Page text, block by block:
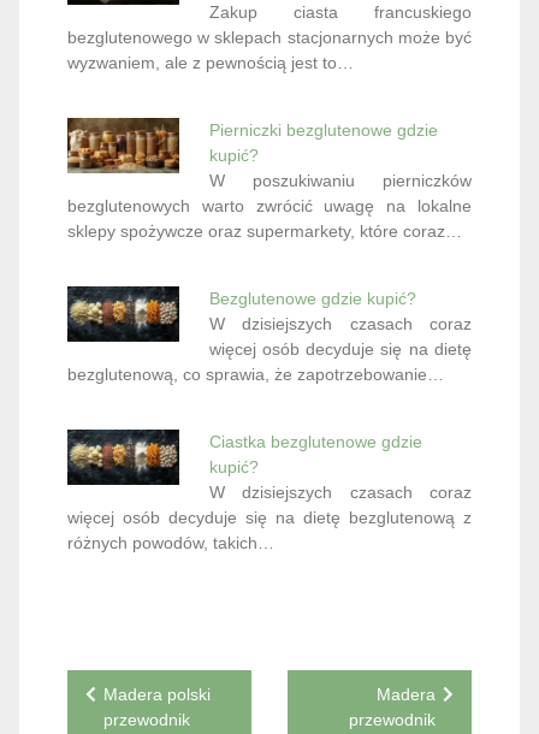
Zakup ciasta francuskiego
bezglutenowego w sklepach stacjonarnych może być
wyzwaniem, ale z pewnością jest to…
Pierniczki bezglutenowe gdzie
kupić?
W poszukiwaniu pierniczków
bezglutenowych warto zwrócić uwagę na lokalne
sklepy spożywcze oraz supermarkety, które coraz…
Bezglutenowe gdzie kupić?
W dzisiejszych czasach coraz
więcej osób decyduje się na dietę
bezglutenową, co sprawia, że zapotrzebowanie…
Ciastka bezglutenowe gdzie
kupić?
W dzisiejszych czasach coraz
więcej osób decyduje się na dietę bezglutenową z
różnych powodów, takich…
Nawigacja
Madera polski
przewodnik
Madera
przewodnik